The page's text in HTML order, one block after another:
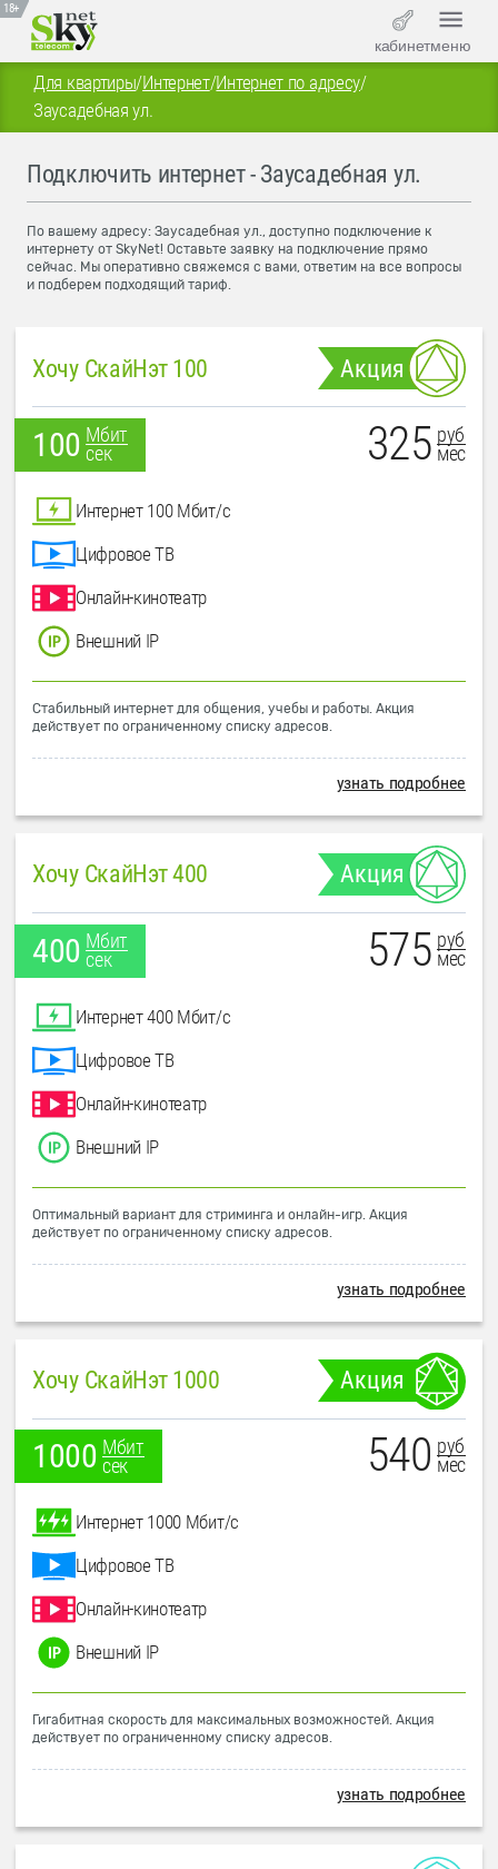
18+
кабинетменю
Для квартиры/Интернет/Интернет по адресу/
Заусадебная ул.
Подключить интернет - Заусадебная ул.
По вашему адресу: Заусадебная ул., доступно подключение к
интернету от SkyNet! Оставьте заявку на подключение прямо
сейчас. Мы оперативно свяжемся с вами, ответим на все вопросы
и подберем подходящий тариф.
Хочу СкайНэт 100 Акция
100 Мбит
сек
325 руб
мес
Интернет 100 Мбит/с
Цифровое ТВ
Онлайн-кинотеатр
Внешний IP
Стабильный интернет для общения, учебы и работы. Акция
действует по ограниченному списку адресов.
узнать подробнее
Хочу СкайНэт 400 Акция
400 Мбит
сек
575 руб
мес
Интернет 400 Мбит/с
Цифровое ТВ
Онлайн-кинотеатр
Внешний IP
Оптимальный вариант для стриминга и онлайн-игр. Акция
действует по ограниченному списку адресов.
узнать подробнее
Хочу СкайНэт 1000 Акция
1000 Мбит
сек
540 руб
мес
Интернет 1000 Мбит/с
Цифровое ТВ
Онлайн-кинотеатр
Внешний IP
Гигабитная скорость для максимальных возможностей. Акция
действует по ограниченному списку адресов.
узнать подробнее